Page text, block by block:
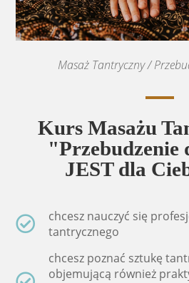
Masaż Tantryczny /
Kurs Masażu
"Przebudzenie
JEST dla
chcesz nauczyć się
tantrycznego
chcesz poznać sztukę
objemującą również